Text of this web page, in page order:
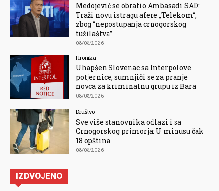
Medojević se obratio Ambasadi SAD:
Traži novu istragu afere „Telekom“,
zbog “nepostupanja crnogorskog
tužilaštva”
08/08/2026
Hronika
Uhapšen Slovenac sa Interpolove
potjernice, sumnjiči se za pranje
novca za kriminalnu grupu iz Bara
08/08/2026
Društvo
Sve više stanovnika odlazi i sa
Crnogorskog primorja: U minusu čak
18 opština
08/08/2026
IZDVOJENO